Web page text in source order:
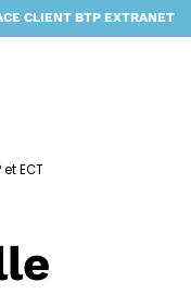
CLIENT BTP EXTRANET
ECT